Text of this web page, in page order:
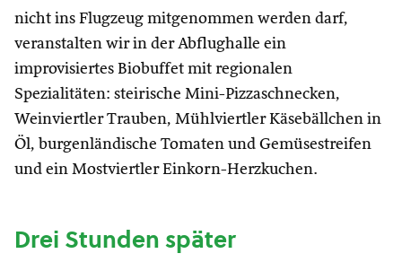
nicht ins Flugzeug mitgenommen werden darf,
veranstalten wir in der Abflughalle ein
improvisiertes Biobuffet mit regionalen
Spezialitäten: steirische Mini-Pizzaschnecken,
Weinviertler Trauben, Mühlviertler Käsebällchen in
Öl, burgenländische Tomaten und Gemüsestreifen
und ein Mostviertler Einkorn-Herzkuchen.
Drei Stunden später